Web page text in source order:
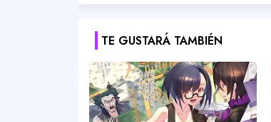
TE GUSTARÁ TAMBIÉN